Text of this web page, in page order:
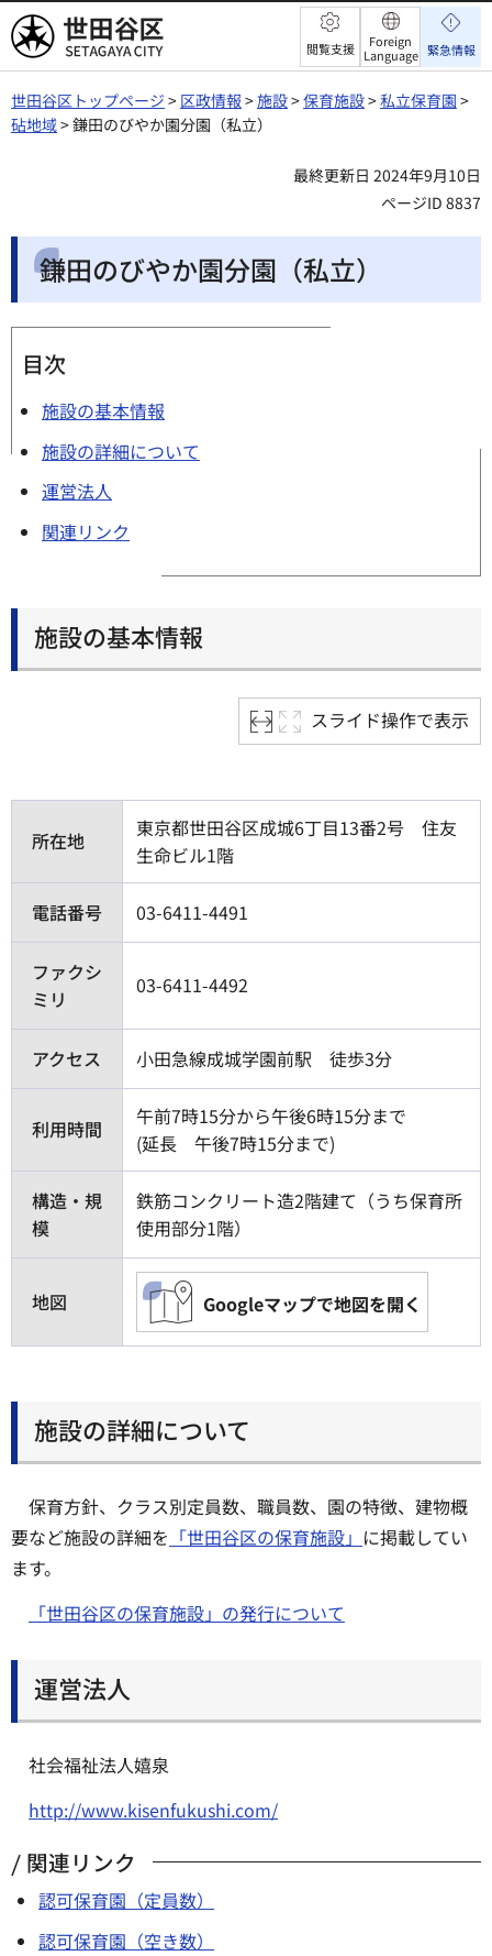
世田谷区 閲覧支援
Foreign
Language 緊急情報
世田谷区トップページ > 区政情報 >施設>保育施設>私立保育園 >
砧地域> 鎌田のびやか園分園（私立）
最終更新日 2024年9月10日
ページID 8837
鎌田のびやか園分園（私立）
目次
施設の基本情報
施設の詳細について
運営法人
関連リンク
施設の基本情報
スライド操作で表示
所在地
東京都世田谷区成城6丁目13番2号 住友
生命ビル1階
電話番号 03-6411-4491
ファクシ
ミリ
03-6411-4492
アクセス 小田急線成城学園前駅 徒歩3分
利用時間
午前7時15分から午後6時15分まで
(延長 午後7時15分まで)
構造・規
模
鉄筋コンクリート造2階建て（うち保育所
使用部分1階）
地図 Googleマップで地図を開く
施設の詳細について
保育方針、クラス別定員数、職員数、園の特徴、建物概
要など施設の詳細を 「世田谷区の保育施設」 に掲載してい
ます。
「世田谷区の保育施設」の発行について
運営法人
社会福祉法人嬉泉
http://www.kisenfukushi.com/
関連リンク
認可保育園（定員数）
認可保育園（空き数）